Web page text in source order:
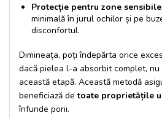
Protecție pentru zone sensibile
minimală în jurul ochilor și pe
disconfortul.
Dimineața, poți îndepărta orice
dacă pielea l-a absorbit complet,
această etapă. Această metodă
beneficiază detoate proprietățile
înfunde porii.